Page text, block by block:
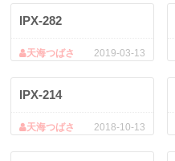
IPX-282
2019-03-13
天海つばさ
IPX-214
2018-10-13
天海つばさ